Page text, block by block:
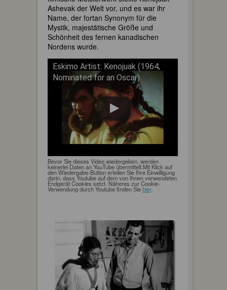
Ashevak der Welt vor, und es war ihr
Name, der fortan Synonym für die
Mystik, majestätische Größe und
Schönheit des fernen kanadischen
Nordens wurde.
Eskimo Artist: Kenojuak (1964,
Nominated for an Oscar)
Bevor Sie dieses Video wiedergeben, werden
keinerlei Daten an YouTube übermittelt.Mit Klick auf
den Wiedergabe-Button erteilen Sie Ihre Einwilligung
darin, dass Youtube auf dem von Ihnen verwendeten
Endgerät Cookies setzt. Näheres zur Cookie-
Verwendung durch Youtube finden Siehier.